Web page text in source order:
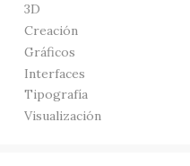
3D
Creación
Gráficos
Interfaces
Tipografía
Visualización